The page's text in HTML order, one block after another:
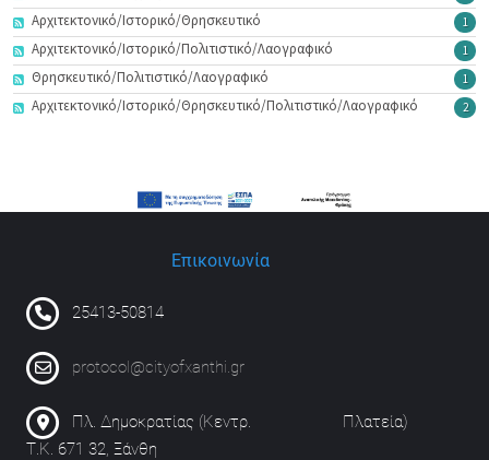
1
Αρχιτεκτονικό/Ιστορικό/Θρησκευτικό
1
Αρχιτεκτονικό/Ιστορικό/Πολιτιστικό/Λαογραφικό
1
Θρησκευτικό/Πολιτιστικό/Λαογραφικό
2
Αρχιτεκτονικό/Ιστορικό/Θρησκευτικό/Πολιτιστικό/Λαογραφικό
Επικοινωνία
25413-50814
protocol@cityofxanthi.gr
Πλ. Δημοκρατίας (Κεντρ. Πλατεία)
Τ.Κ. 671 32, Ξάνθη